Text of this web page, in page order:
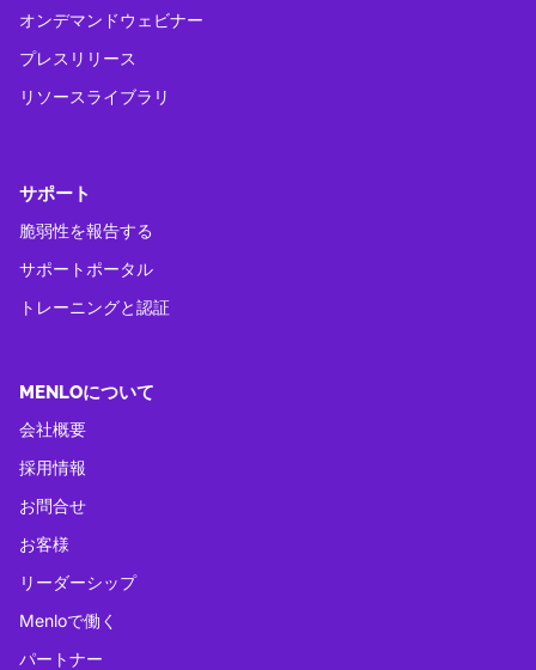
オンデマンドウェビナー
プレスリリース
リソースライブラリ
サポート
脆弱性を報告する
サポートポータル
トレーニングと認証
MENLOについて
会社概要
採用情報
お問合せ
お客様
リーダーシップ
Menloで働く
パートナー